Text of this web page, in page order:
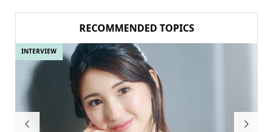
RECOMMENDED TOPICS

INTERVIEW
